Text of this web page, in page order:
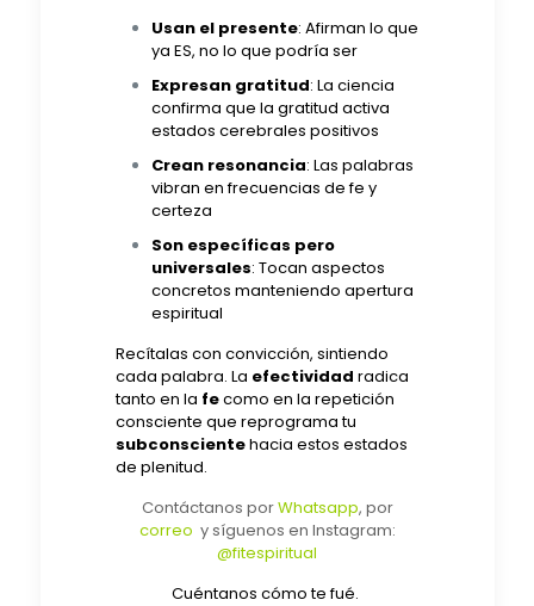
Usan el presente: Afirman lo que
ya ES, no lo que podría ser
Expresan gratitud: La ciencia
confirma que la gratitud activa
estados cerebrales positivos
Crean resonancia: Las palabras
vibran en frecuencias de fe y
certeza
Son específicas pero
universales: Tocan aspectos
concretos manteniendo apertura
espiritual
Recítalas con convicción, sintiendo
cada palabra. La efectividad radica
tanto en la fecomo en la repetición
consciente que reprograma tu
subconscientehacia estos estados
de plenitud.
Contáctanos porWhatsapp, por
correo y síguenos en Instagram:
@fitespiritual
Cuéntanos cómo te fué.